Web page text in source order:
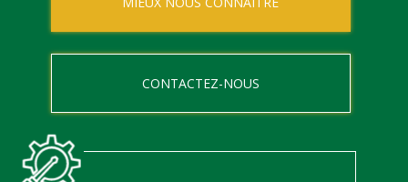
CONTACTEZ-NOUS